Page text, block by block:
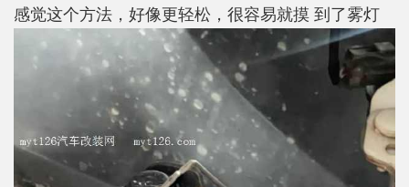
感觉这个方法，好像更轻松，很容易就摸 到了雾灯